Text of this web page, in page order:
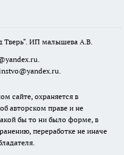
Тверь". ИП малышева А.В.
сайте, охраняется в
авторском праве и не
бы то ни было форме, в
переработке не иначе